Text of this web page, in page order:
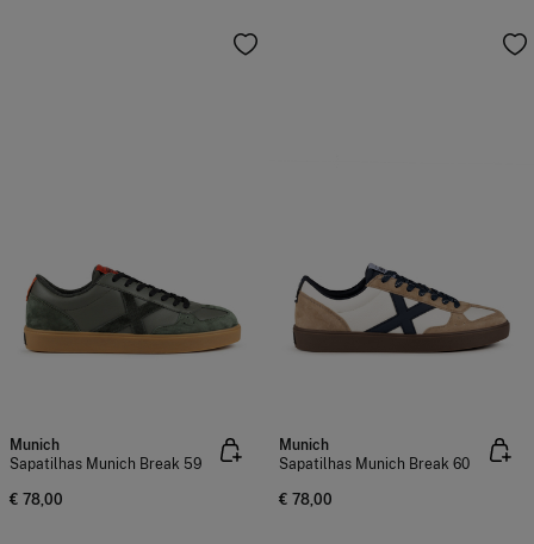
Munich
Sapatilhas Munich Break 59
€ 78,00
Munich
Sapatilhas Munich Break 60
€ 78,00